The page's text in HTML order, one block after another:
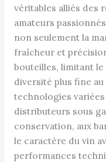
véritables alliés des
amateurs
non seulement la
fraîcheur et
bouteilles, limitant
diversité plus fine
technologies
distributeurs sous
conservation, aux
le caractère du vin
performances